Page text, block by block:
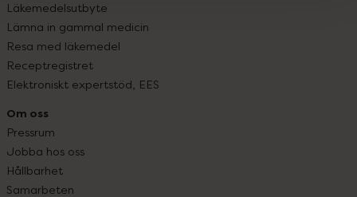
Läkemedelsutbyte
Lämna in gammal medicin
Resa med läkemedel
Receptregistret
Elektroniskt expertstöd, EES
Om oss
Pressrum
Jobba hos oss
Hållbarhet
Samarbeten